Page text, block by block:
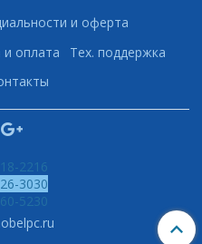
и оферта
и оплата
Тех. поддержка
2216
3030
5230